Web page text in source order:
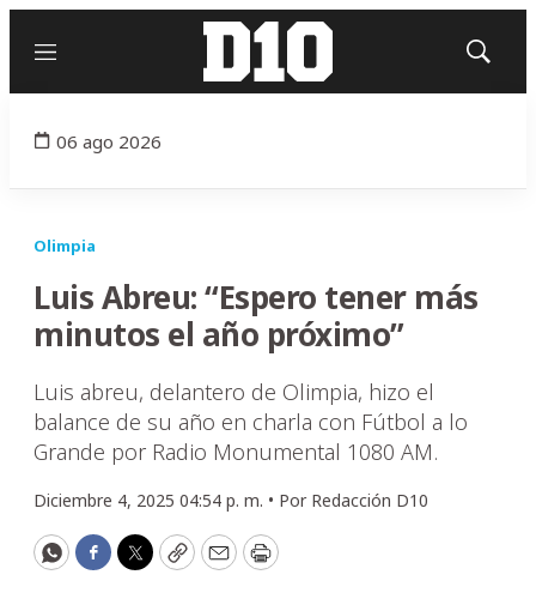
Menú
Mostrar
06 ago 2026
Olimpia
Luis Abreu: “Espero tener más
minutos el año próximo”
Luis abreu, delantero de Olimpia, hizo el
balance de su año en charla con Fútbol a lo
Grande por Radio Monumental 1080 AM.
Diciembre 4, 2025 04:54 p. m. • Por Redacción D10
WhatsApp
Facebook
Twitter
CopyEmailPrint